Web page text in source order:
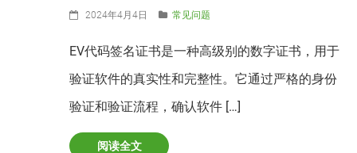
2024年4月4日 常见问题
EV代码签名证书是一种高级别的数字证书，用于
验证软件的真实性和完整性。它通过严格的身份
验证和验证流程，确认软件 […]
阅读全文